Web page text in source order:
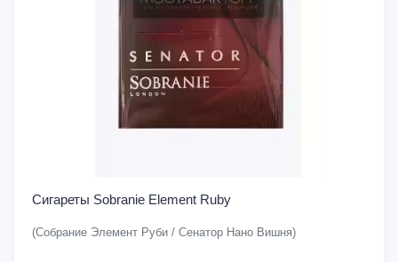
Сигареты Sobranie Element Ruby
(Собрание Элемент Руби / Сенатор Нано Вишня)